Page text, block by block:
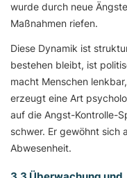
wurde durch neue
Maßnahmen riefen.
Diese Dynamik ist
bestehen bleibt, ist
macht Menschen
erzeugt eine Art
auf die Angst-Kontrolle-
schwer. Er gewöhnt sich
Abwesenheit.